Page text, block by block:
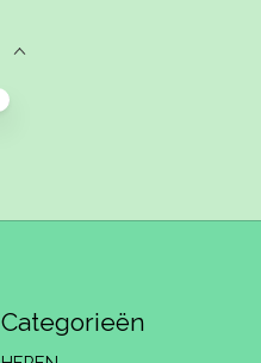
Categorieën